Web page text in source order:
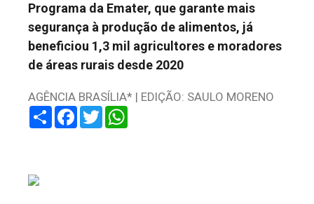
Programa da Emater, que garante mais
segurança à produção de alimentos, já
beneficiou 1,3 mil agricultores e moradores
de áreas rurais desde 2020
AGÊNCIA BRASÍLIA* | EDIÇÃO: SAULO MORENO
ShareFacebook
Twitter